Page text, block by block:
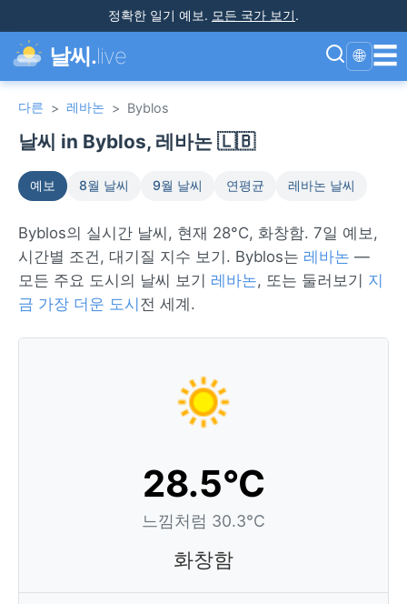
정확한 일기 예보. 모든 국가 보기.
날씨.live 🌐 ☰
다른 > 레바논 > Byblos
날씨 in Byblos, 레바논 🇱🇧
예보 8월 날씨 9월 날씨 연평균 레바논 날씨
Byblos의 실시간 날씨, 현재 28°C, 화창함. 7일 예보,
시간별 조건, 대기질 지수 보기. Byblos는 레바논 —
모든 주요 도시의 날씨 보기 레바논, 또는 둘러보기 지
금 가장 더운 도시 전 세계.
28.5°C
느낌처럼 30.3°C
화창함